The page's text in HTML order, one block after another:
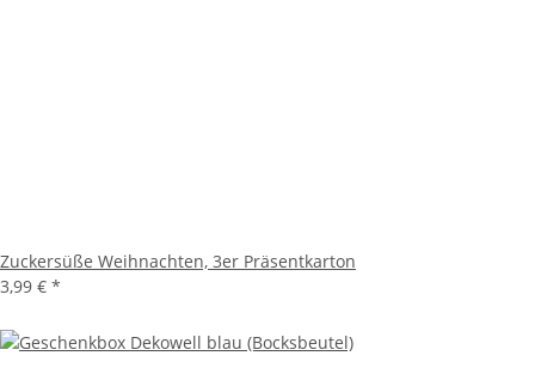
Zuckersüße Weihnachten, 3er Präsentkarton
3,99 € *